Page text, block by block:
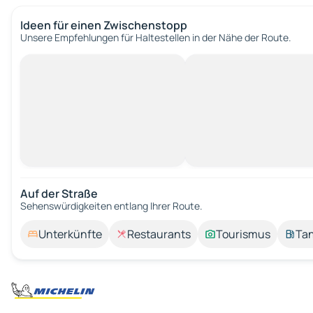
Ideen für einen Zwischenstopp
Unsere Empfehlungen für Haltestellen in der Nähe der Route.
Auf der Straße
Sehenswürdigkeiten entlang Ihrer Route.
Unterkünfte Restaurants Tourismus